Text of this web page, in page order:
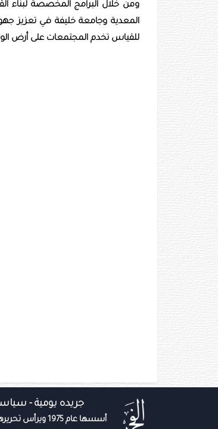
ومن خلال البرامج المخصصة لبناء
المعدية وجامعة خليفة في تعزيز
للقياس تخدم المجتمعات على أرض
جريده يومية -
أسسها عام 1975 ويرأس تحريرها عبيد حميد المزروعي